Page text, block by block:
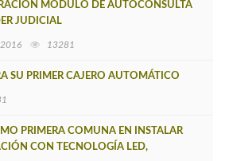
MÓDULO DE AUTOCONSULTA
JUDICIAL
13281
SU PRIMER CAJERO AUTOMÁTICO
PRIMERA COMUNA EN INSTALAR
CON TECNOLOGÍA LED,